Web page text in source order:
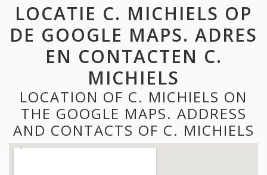
LOCATIE C. MICHIELS OP
DE GOOGLE MAPS. ADRES
EN CONTACTEN C.
MICHIELS
LOCATION OF C. MICHIELS ON
THE GOOGLE MAPS. ADDRESS
AND CONTACTS OF C. MICHIELS